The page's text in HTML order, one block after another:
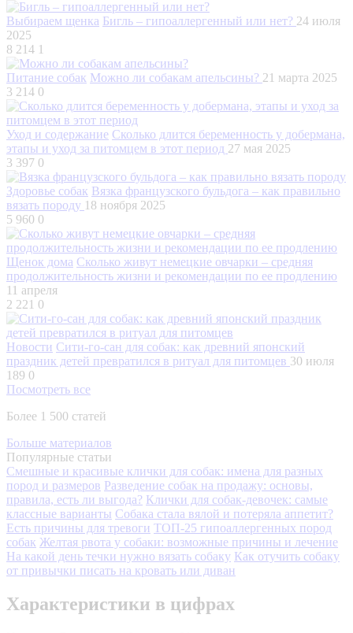
Выбираем щенка Бигль – гипоаллергенный или нет? 24 июля
2025
8 214 1
Питание собак Можно ли собакам апельсины? 21 марта 2025
3 214 0
Уход и содержание Сколько длится беременность у добермана,
этапы и уход за питомцем в этот период 27 мая 2025
3 397 0
Здоровье собак Вязка французского бульдога – как правильно
вязать породу 18 ноября 2025
5 960 0
Щенок дома Сколько живут немецкие овчарки – средняя
продолжительность жизни и рекомендации по ее продлению
11 апреля
2 221 0
Новости Сити-го-сан для собак: как древний японский
праздник детей превратился в ритуал для питомцев 30 июля
189 0
Посмотреть все
Более 1 500 статей
Больше материалов
Популярные статьи
Смешные и красивые клички для собак: имена для разных
пород и размеров Разведение собак на продажу: основы,
правила, есть ли выгода? Клички для собак-девочек: самые
классные варианты Собака стала вялой и потеряла аппетит?
Есть причины для тревоги ТОП-25 гипоаллергенных пород
собак Желтая рвота у собаки: возможные причины и лечение
На какой день течки нужно вязать собаку Как отучить собаку
от привычки писать на кровать или диван
Характеристики в цифрах